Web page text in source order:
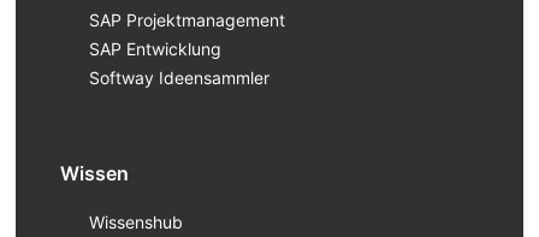
SAP Projektmanagement
SAP Entwicklung
Softway Ideensammler
Wissen
Wissenshub